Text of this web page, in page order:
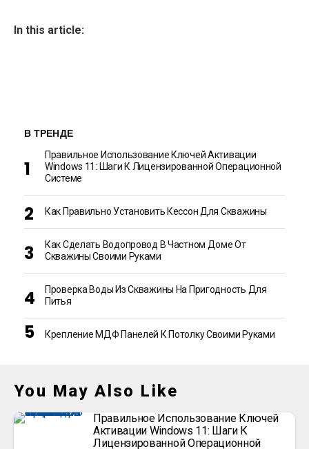
In this article:
В ТРЕНДЕ
Правильное Использование Ключей Активации
Windows 11: Шаги К Лицензированной Операционной
Системе
Как Правильно Установить Кессон Для Скважины
Как Сделать Водопровод В Частном Доме От
Скважины Своими Руками
Проверка Воды Из Скважины На Пригодность Для
Питья
Крепление МДФ Панелей К Потолку Своими Руками
You May Also Like
Правильное Использование Ключей
Активации Windows 11: Шаги К
Лицензированной Операционной